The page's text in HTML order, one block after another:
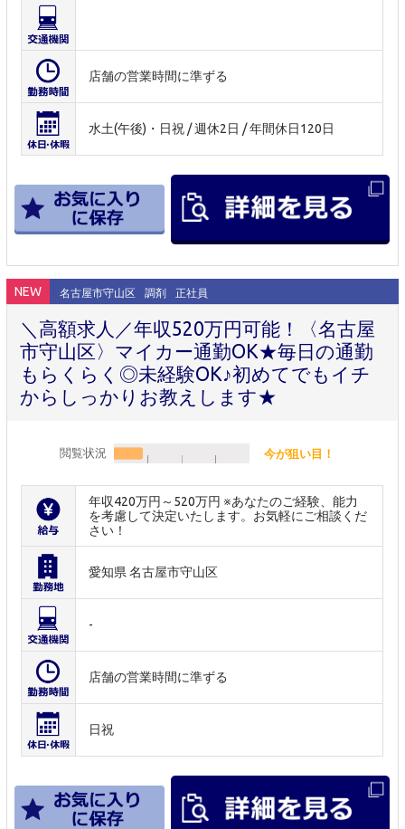
店舗の営業時間に準ずる
水土(午後)・日祝 / 週休2日 / 年間休日120日
NEW 名古屋市守山区 調剤 正社員
＼高額求人／年収520万円可能！〈名古屋
市守山区〉マイカー通勤OK★毎日の通勤
もらくらく◎未経験OK♪初めてでもイチ
からしっかりお教えします★
閲覧状況 今が狙い目！
年収420万円～520万円 ※あなたのご経験、能力
を考慮して決定いたします。お気軽にご相談くだ
さい！
愛知県 名古屋市守山区
-
店舗の営業時間に準ずる
日祝